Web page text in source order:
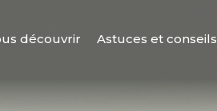
découvrir Astuces et conseils